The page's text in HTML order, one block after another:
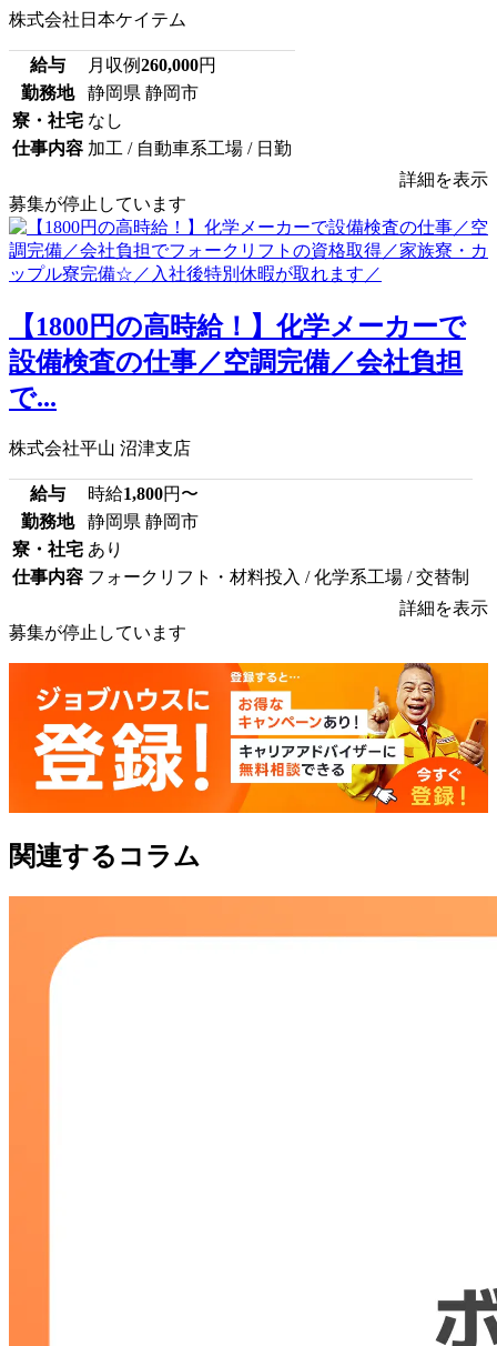
株式会社日本ケイテム
給与 月収例260,000円
勤務地
静岡県 静岡市
寮・社宅 なし
仕事内容 加工 / 自動車系工場 / 日勤
詳細を表示
募集が停止しています
【1800円の高時給！】化学メーカーで
設備検査の仕事／空調完備／会社負担
で...
株式会社平山 沼津支店
給与 時給1,800円〜
勤務地
静岡県 静岡市
寮・社宅 あり
仕事内容 フォークリフト・材料投入 / 化学系工場 / 交替制
詳細を表示
募集が停止しています
関連するコラム